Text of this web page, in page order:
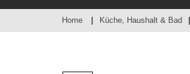
Home Küche, Haushalt & Bad